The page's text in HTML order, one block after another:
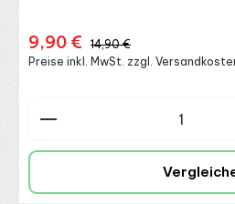
Verkaufspreis:
9,90 € Regulärer Preis:
14,90 €
Preise inkl. MwSt. zzgl.
Produkt Anzahl: Gib den